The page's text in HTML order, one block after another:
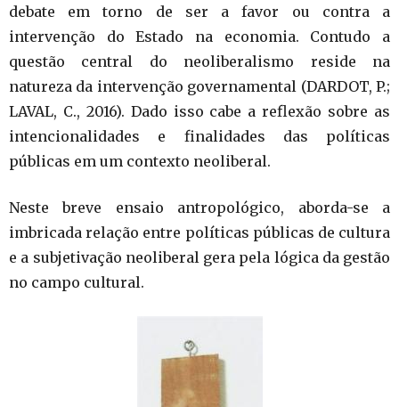
debate em torno de ser a favor ou contra a
intervenção do Estado na economia. Contudo a
questão central do neoliberalismo reside na
natureza da intervenção governamental (DARDOT, P.;
LAVAL, C., 2016). Dado isso cabe a reflexão sobre as
intencionalidades e finalidades das políticas
públicas em um contexto neoliberal.
Neste breve ensaio antropológico, aborda-se a
imbricada relação entre políticas públicas de cultura
e a subjetivação neoliberal gera pela lógica da gestão
no campo cultural.